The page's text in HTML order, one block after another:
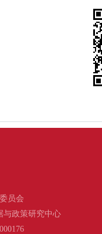
员会
与政策研究中心